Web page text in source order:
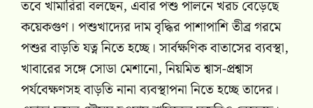
তবে খামারিরা বলছেন, এবার পশু পালনে খরচ বেড়েছে
কয়েকগুণ। পশুখাদ্যের দাম বৃদ্ধির পাশাপাশি তীব্র গরমে
পশুর বাড়তি যত্ন নিতে হচ্ছে। সার্বক্ষণিক বাতাসের ব্যবস্থা,
খাবারের সঙ্গে সোডা মেশানো, নিয়মিত শ্বাস-প্রশ্বাস
পর্যবেক্ষণসহ বাড়তি নানা ব্যবস্থাপনা নিতে হচ্ছে তাদের।